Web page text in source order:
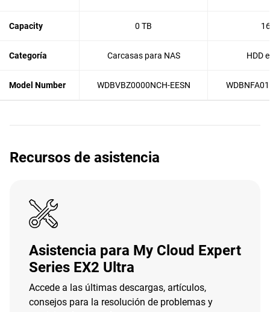
Capacity 0 TB
Categoría Carcasas para NAS HDD
Model Number WDBVBZ0000NCH-EESN
Recursos de asistencia
Asistencia para My Cloud Expert
Series EX2 Ultra
Accede a las últimas descargas, artículos,
consejos para la resolución de problemas y